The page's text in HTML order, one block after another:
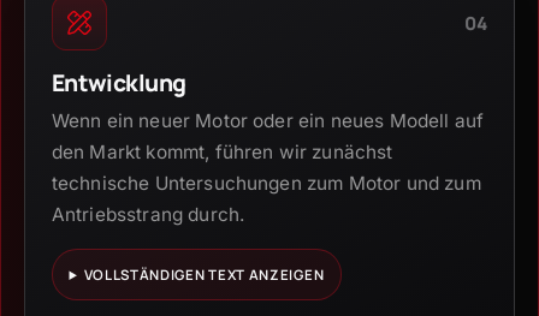
04
Entwicklung
Wenn ein neuer Motor oder ein neues Modell auf
den Markt kommt, führen wir zunächst
technische Untersuchungen zum Motor und zum
Antriebsstrang durch.
VOLLSTÄNDIGEN TEXT ANZEIGEN